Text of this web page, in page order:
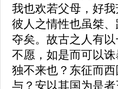
我也欢若父母，好
彼人之情性也虽桀
夺矣。故古之人有
不愿，如是而可以
独不来也？东征而
与？安以其国为是者